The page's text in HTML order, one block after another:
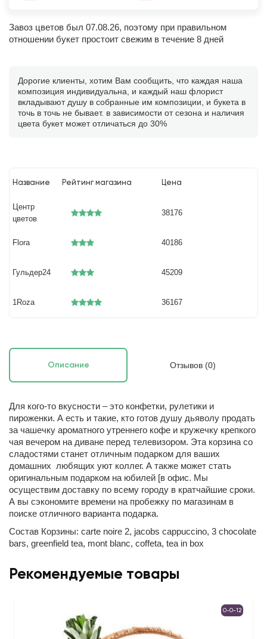
Завоз цветов был 07.08.26, поэтому при правильном
отношении букет простоит свежим в течение 8 дней
Дорогие клиенты, хотим Вам сообщить, что каждая наша
композиция индивидуальна, и каждый наш флорист
вкладывают душу в собранные им композиции, и букета в
точь в точь не бывает. в зависимости от сезона и наличия
цвета букет может отличаться до 30%
Название Рейтинг магазина Цена
Центр
цветов
38176
Flora 40186
Гульдер24 45209
1Roza 36167
Описание Отзывов (0)
Для кого-то вкусности – это конфетки, рулетики и
пироженки. А есть и такие, кто готов душу дьяволу продать
за чашечку ароматного утреннего кофе и кружечку крепкого
чая вечером на диване перед телевизором. Эта корзина со
сладостями станет отличным подарком для ваших
домашних любящих уют коллег. А также может стать
оригинальным подарком на юбилей [в офис. Мы
осуществим доставку по всему городу в кратчайшие сроки.
А вы сэкономите времени на пробежку по магазинам в
поиске отличного варианта подарка.
Состав Корзины: carte noire 2, jacobs cappuccino, 3 chocolate
bars, greenfield tea, mont blanc, coffeta, tea in box
Рекомендуемые товары
0-0-12